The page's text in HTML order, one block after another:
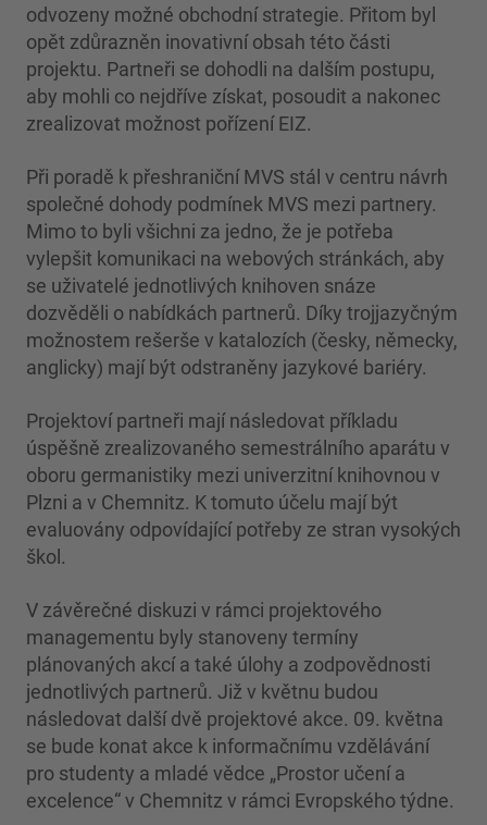
odvozeny možné obchodní strategie. Přitom byl
opět zdůrazněn inovativní obsah této části
projektu. Partneři se dohodli na dalším postupu,
aby mohli co nejdříve získat, posoudit a nakonec
zrealizovat možnost pořízení EIZ.
Při poradě k přeshraniční MVS stál v centru návrh
společné dohody podmínek MVS mezi partnery.
Mimo to byli všichni za jedno, že je potřeba
vylepšit komunikaci na webových stránkách, aby
se uživatelé jednotlivých knihoven snáze
dozvěděli o nabídkách partnerů. Díky trojjazyčným
možnostem rešerše v katalozích (česky, německy,
anglicky) mají být odstraněny jazykové bariéry.
Projektoví partneři mají následovat příkladu
úspěšně zrealizovaného semestrálního aparátu v
oboru germanistiky mezi univerzitní knihovnou v
Plzni a v Chemnitz. K tomuto účelu mají být
evaluovány odpovídající potřeby ze stran vysokých
škol.
V závěrečné diskuzi v rámci projektového
managementu byly stanoveny termíny
plánovaných akcí a také úlohy a zodpovědnosti
jednotlivých partnerů. Již v květnu budou
následovat další dvě projektové akce. 09. května
se bude konat akce k informačnímu vzdělávání
pro studenty a mladé vědce „Prostor učení a
excelence“ v Chemnitz v rámci Evropského týdne.